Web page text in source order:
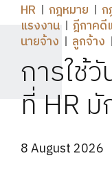
HR กฎหมาย ก
แรงงาน
ฎีกาคดี
นายจ้าง
ลูกจ้าง
การใช้
ที่ HR
8 August 2026